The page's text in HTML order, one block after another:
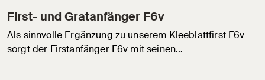
First- und Gratanfänger F6v
Als sinnvolle Ergänzung zu unserem Kleeblattfirst F6v
sorgt der Firstanfänger F6v mit seinen…